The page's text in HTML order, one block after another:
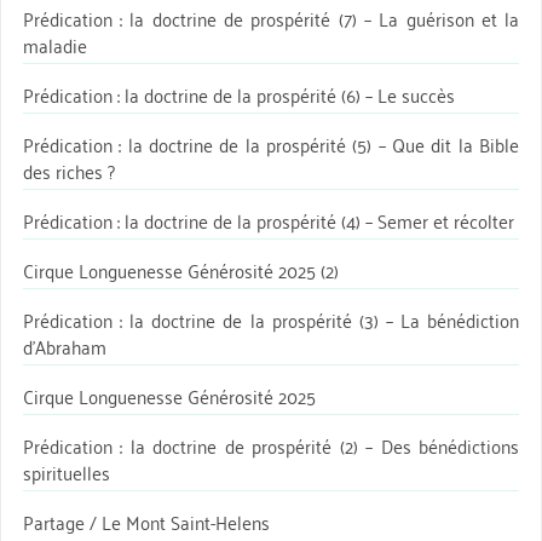
Prédication : la doctrine de prospérité (7) – La guérison et la
maladie
Prédication : la doctrine de la prospérité (6) – Le succès
Prédication : la doctrine de la prospérité (5) – Que dit la Bible
des riches ?
Prédication : la doctrine de la prospérité (4) – Semer et récolter
Cirque Longuenesse Générosité 2025 (2)
Prédication : la doctrine de la prospérité (3) – La bénédiction
d’Abraham
Cirque Longuenesse Générosité 2025
Prédication : la doctrine de prospérité (2) – Des bénédictions
spirituelles
Partage / Le Mont Saint-Helens